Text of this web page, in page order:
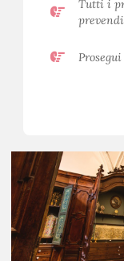
Tutti i